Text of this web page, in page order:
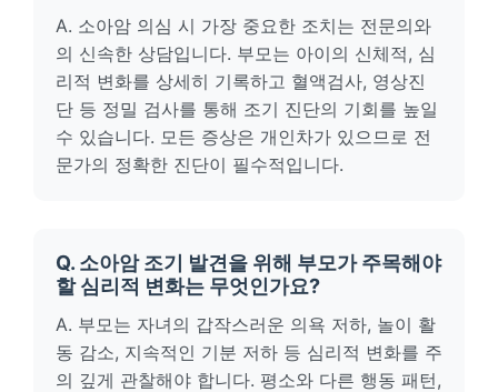
A. 소아암 의심 시 가장 중요한 조치는 전문의와
의 신속한 상담입니다. 부모는 아이의 신체적, 심
리적 변화를 상세히 기록하고 혈액검사, 영상진
단 등 정밀 검사를 통해 조기 진단의 기회를 높일
수 있습니다. 모든 증상은 개인차가 있으므로 전
문가의 정확한 진단이 필수적입니다.
Q. 소아암 조기 발견을 위해 부모가 주목해야
할 심리적 변화는 무엇인가요?
A. 부모는 자녀의 갑작스러운 의욕 저하, 놀이 활
동 감소, 지속적인 기분 저하 등 심리적 변화를 주
의 깊게 관찰해야 합니다. 평소와 다른 행동 패턴,